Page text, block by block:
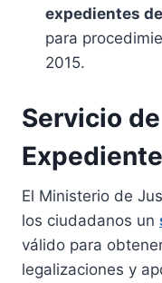
expedientes
para
2015.
Servicio
El Ministerio de
los ciudadanos un
válido para
legalizaciones y